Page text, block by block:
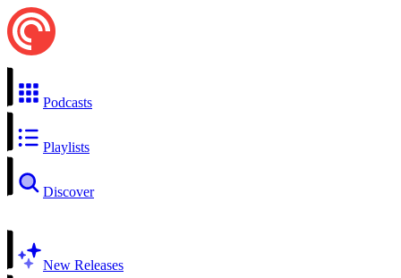
Podcasts
Playlists
Discover
New Releases